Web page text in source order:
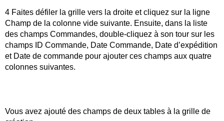
4 Faites défiler la grille vers la droite et cliquez sur la ligne
Champ de la colonne vide suivante. Ensuite, dans la liste
des champs Commandes, double-cliquez à son tour sur les
champs ID Commande, Date Commande, Date d’expédition
et Date de commande pour ajouter ces champs aux quatre
colonnes suivantes.
Vous avez ajouté des champs de deux tables à la grille de